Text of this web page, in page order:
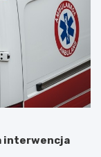
interwencja